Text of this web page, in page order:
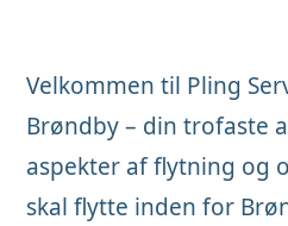
Velkommen til Pling
Brøndby – din trofaste
aspekter af flytning og
skal flytte inden for